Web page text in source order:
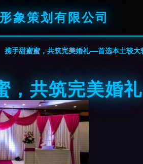
象策划有限公司
携手甜蜜蜜，共筑完美婚礼——首选本土较
，共筑完美婚